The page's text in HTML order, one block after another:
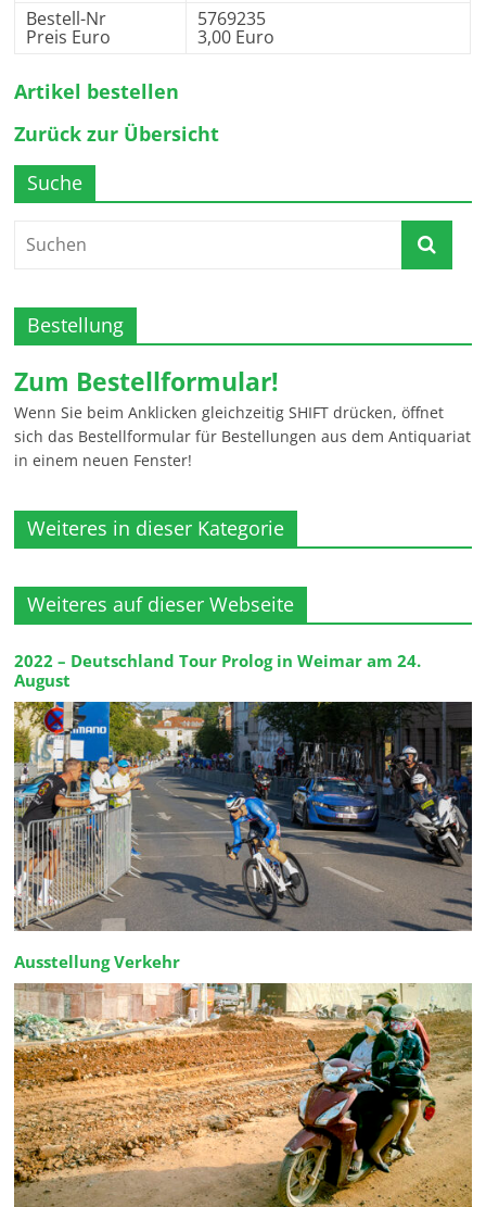
Bestell-Nr
Preis Euro
5769235
3,00 Euro
Artikel bestellen
Zurück zur Übersicht
Suche
Bestellung
Zum Bestellformular!
Wenn Sie beim Anklicken gleichzeitig SHIFT drücken, öffnet
sich das Bestellformular für Bestellungen aus dem Antiquariat
in einem neuen Fenster!
Weiteres in dieser Kategorie
Weiteres auf dieser Webseite
2022 – Deutschland Tour Prolog in Weimar am 24.
August
Ausstellung Verkehr